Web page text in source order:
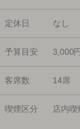
定休日 なし
予算目安 3,000
客席数 14席
喫煙区分 店内